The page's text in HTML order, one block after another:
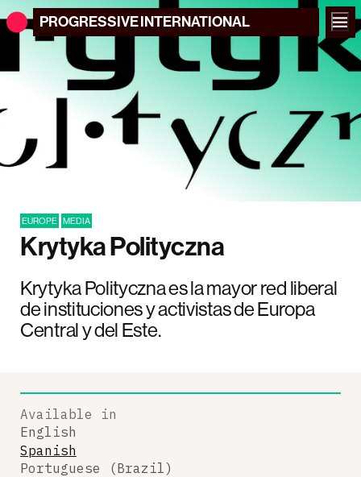
PROGRESSIVEINTERNATIONAL
EUROPE MEDIA
Krytyka Polityczna
Krytyka Polityczna es la mayor red liberal
de instituciones y activistas de Europa
Central y del Este.
Available in
English
Spanish
Portuguese (Brazil)